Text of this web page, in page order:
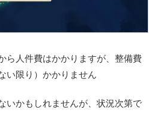
ら人件費はかかりますが、整備費
い限り）かかりません
いかもしれませんが、状況次第で